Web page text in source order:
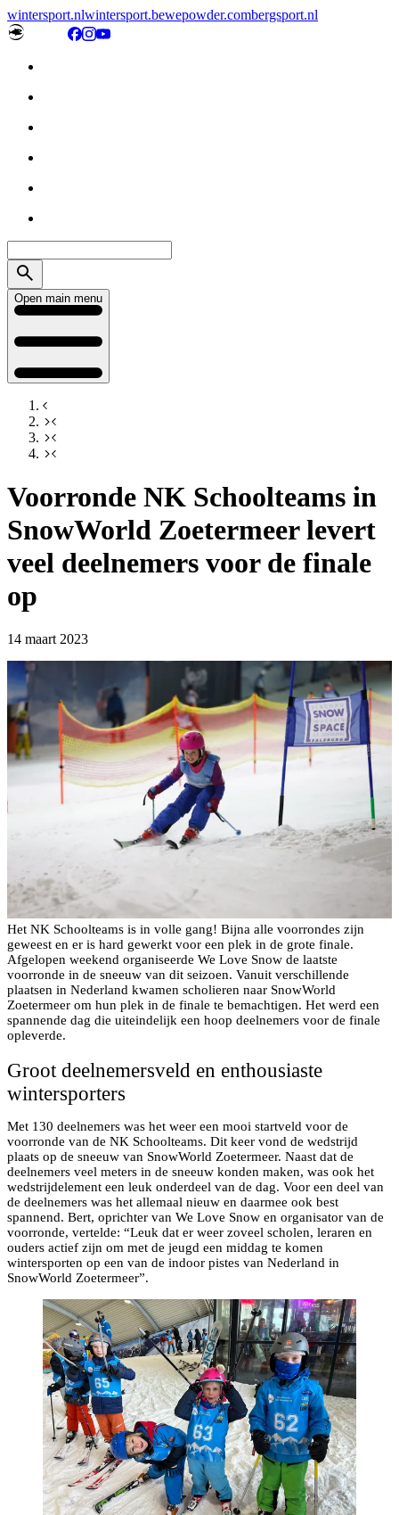
wintersport.nlwintersport.bewepowder.combergsport.nl
Open main menu
Voorronde NK Schoolteams in
SnowWorld Zoetermeer levert
veel deelnemers voor de finale
op
14 maart 2023
Het NK Schoolteams is in volle gang! Bijna alle voorrondes zijn
geweest en er is hard gewerkt voor een plek in de grote finale.
Afgelopen weekend organiseerde We Love Snow de laatste
voorronde in de sneeuw van dit seizoen. Vanuit verschillende
plaatsen in Nederland kwamen scholieren naar SnowWorld
Zoetermeer om hun plek in de finale te bemachtigen. Het werd een
spannende dag die uiteindelijk een hoop deelnemers voor de finale
opleverde.
Groot deelnemersveld en enthousiaste
wintersporters
Met 130 deelnemers was het weer een mooi startveld voor de
voorronde van de NK Schoolteams. Dit keer vond de wedstrijd
plaats op de sneeuw van SnowWorld Zoetermeer. Naast dat de
deelnemers veel meters in de sneeuw konden maken, was ook het
wedstrijdelement een leuk onderdeel van de dag. Voor een deel van
de deelnemers was het allemaal nieuw en daarmee ook best
spannend. Bert, oprichter van We Love Snow en organisator van de
voorronde, vertelde: “Leuk dat er weer zoveel scholen, leraren en
ouders actief zijn om met de jeugd een middag te komen
wintersporten op een van de indoor pistes van Nederland in
SnowWorld Zoetermeer”.